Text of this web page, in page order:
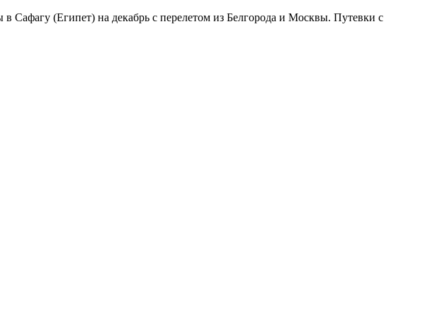
(Египет) на декабрь с перелетом из Белгорода и Москвы. Путевки с